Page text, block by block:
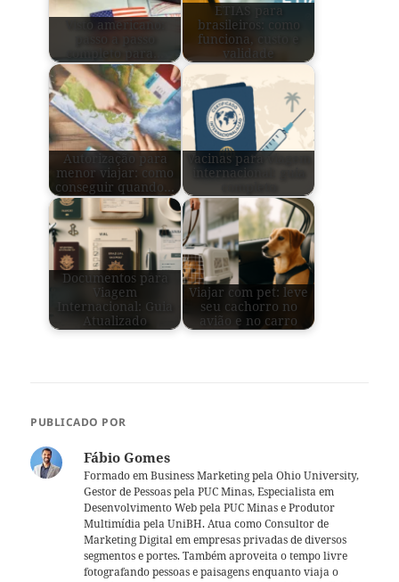
Visto americano:
completo para…
ETIAS para
brasileiros: como
funciona, custo e
validade
Autorização para
menor viajar: como
conseguir quando…
Vacinas para viagem
internacional: guia
Documentos para
Viagem
Internacional: Guia
Atualizado
Viajar com pet: leve
seu cachorro no
avião e no carro
PUBLICADO POR
Fábio Gomes
Formado em Business Marketing pela Ohio University,
Gestor de Pessoas pela PUC Minas, Especialista em
Desenvolvimento Web pela PUC Minas e Produtor
Multimídia pela UniBH. Atua como Consultor de
Marketing Digital em empresas privadas de diversos
segmentos e portes. Também aproveita o tempo livre
fotografando pessoas e paisagens enquanto viaja o